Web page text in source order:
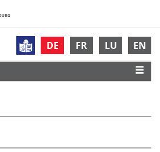
DE FR LU EN